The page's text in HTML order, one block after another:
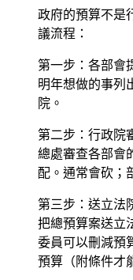
政府的預算不是
議流程：
第一步：各部會
明年想做的事列
院。
第二步：行政院
總處審查各部會
配。通常會砍；
第三步：送立法
把總預算案送立
委員可以刪減預
預算（附條件才